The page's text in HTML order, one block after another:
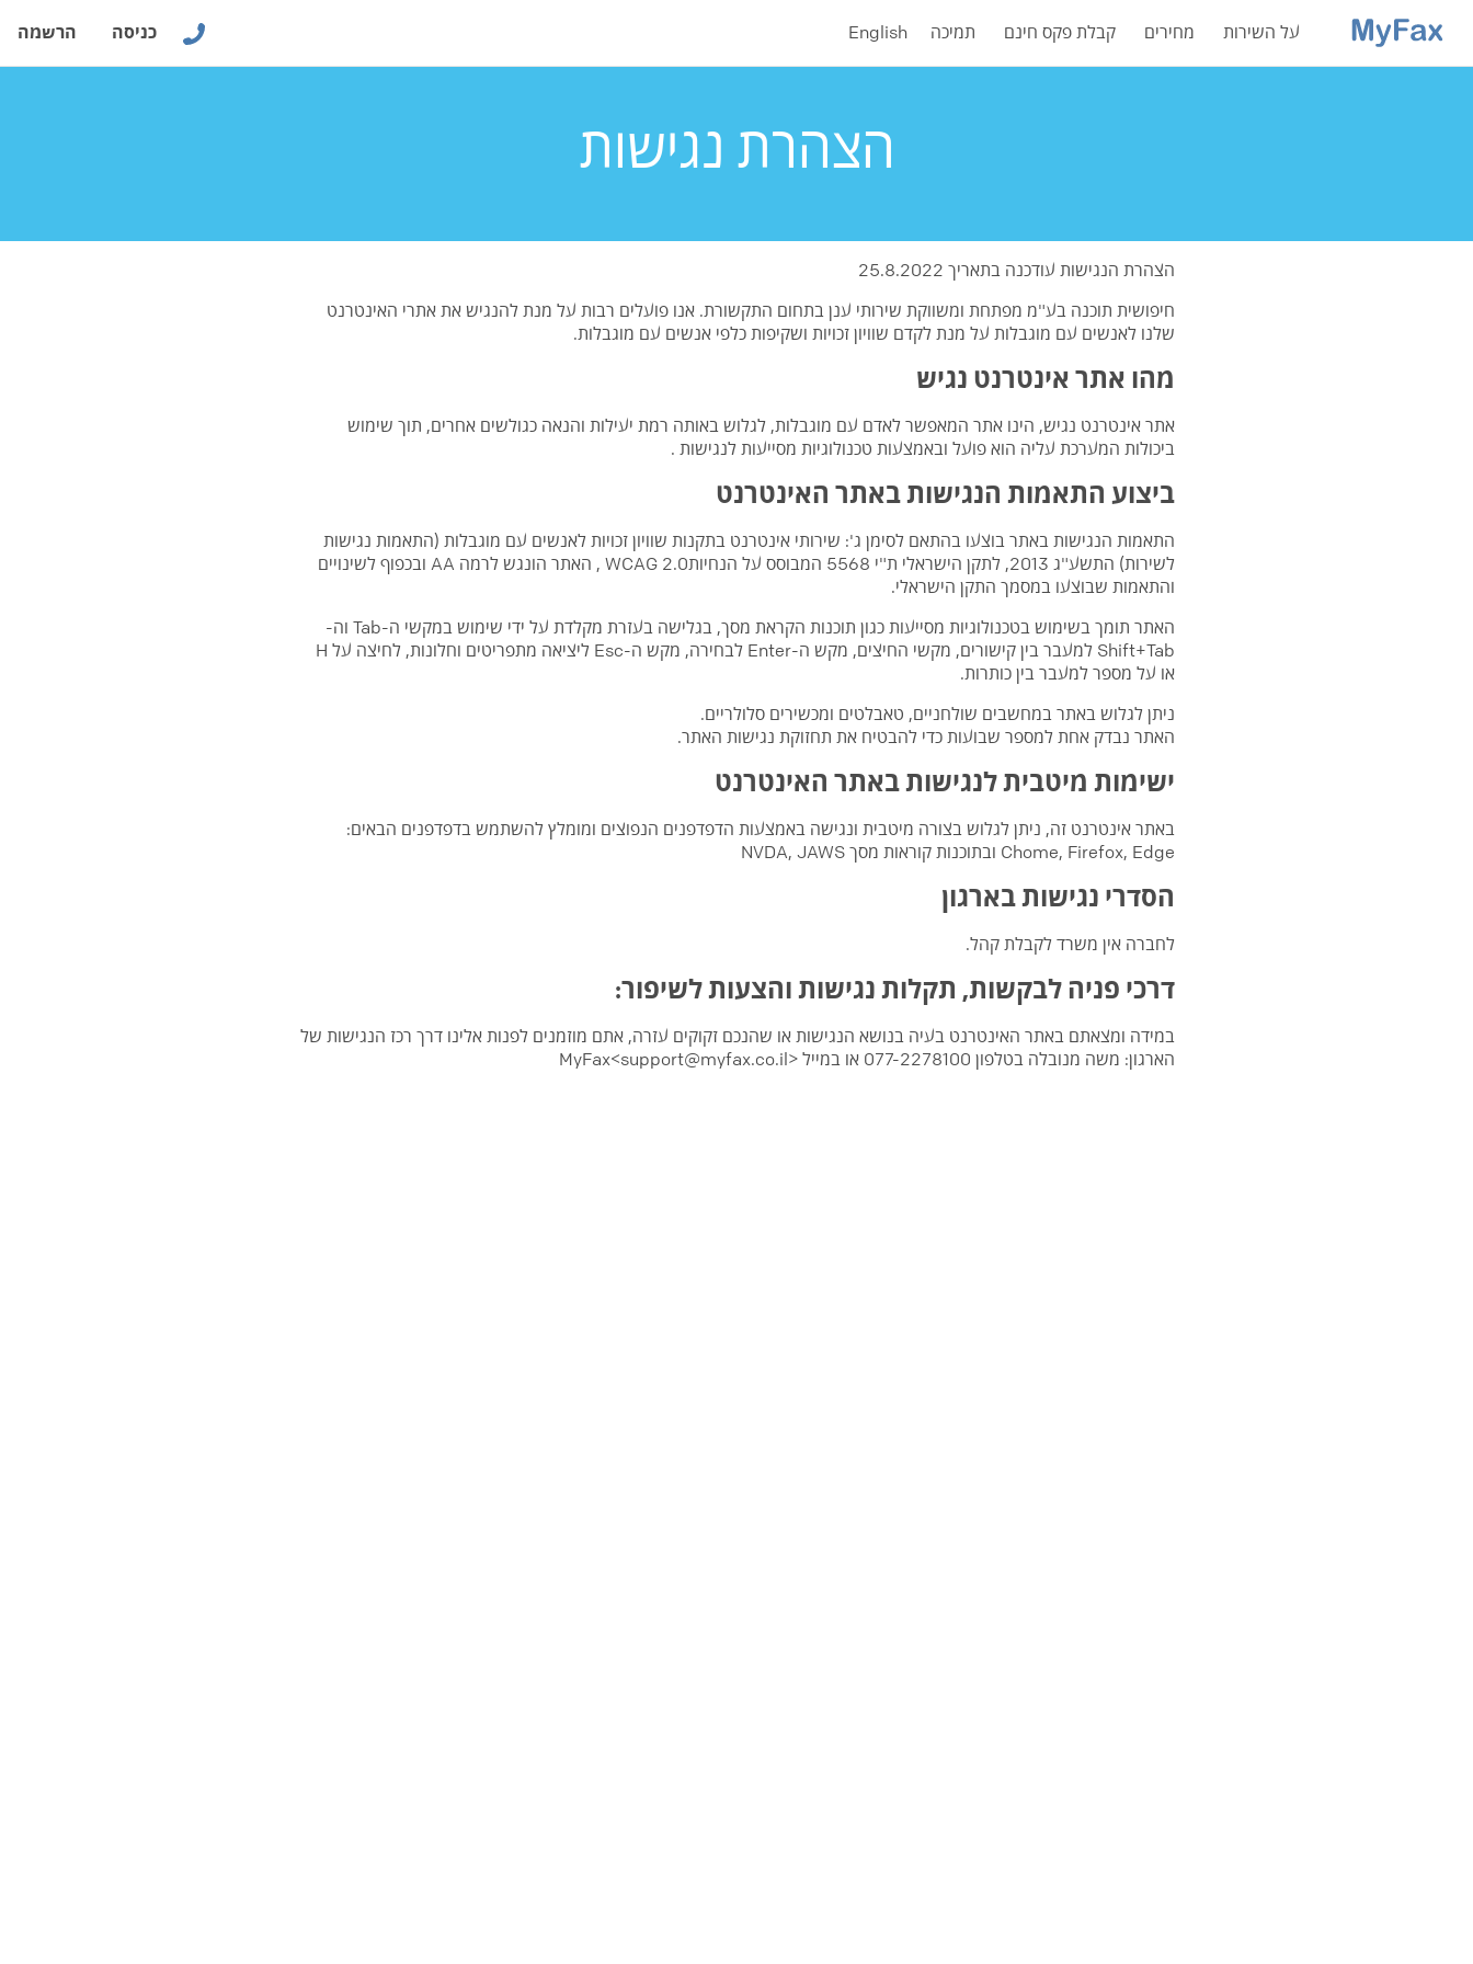
על השירות מחירים קבלת פקס חינם תמיכה English כניסה הרשמה
הצהרת נגישות
הצהרת הנגישות עודכנה בתאריך 25.8.2022
חיפושית תוכנה בע"מ מפתחת ומשווקת שירותי ענן בתחום התקשורת. אנו פועלים רבות על מנת להנגיש את אתרי האינטרנט
שלנו לאנשים עם מוגבלות על מנת לקדם שוויון זכויות ושקיפות כלפי אנשים עם מוגבלות.
מהו אתר אינטרנט נגיש
אתר אינטרנט נגיש, הינו אתר המאפשר לאדם עם מוגבלות, לגלוש באותה רמת יעילות והנאה כגולשים אחרים, תוך שימוש
ביכולות המערכת עליה הוא פועל ובאמצעות טכנולוגיות מסייעות לנגישות .
ביצוע התאמות הנגישות באתר האינטרנט
התאמות הנגישות באתר בוצעו בהתאם לסימן ג': שירותי אינטרנט בתקנות שוויון זכויות לאנשים עם מוגבלות (התאמות נגישות
לשירות) התשע"ג 2013, לתקן הישראלי ת"י 5568 המבוסס על הנחיותWCAG 2.0 , האתר הונגש לרמה AA ובכפוף לשינויים
והתאמות שבוצעו במסמך התקן הישראלי.
האתר תומך בשימוש בטכנולוגיות מסייעות כגון תוכנות הקראת מסך, בגלישה בעזרת מקלדת על ידי שימוש במקשי ה-Tab וה-
Shift+Tab למעבר בין קישורים, מקשי החיצים, מקש ה-Enter לבחירה, מקש ה-Esc ליציאה מתפריטים וחלונות, לחיצה על H
או על מספר למעבר בין כותרות.
ניתן לגלוש באתר במחשבים שולחניים, טאבלטים ומכשירים סלולריים.
האתר נבדק אחת למספר שבועות כדי להבטיח את תחזוקת נגישות האתר.
ישימות מיטבית לנגישות באתר האינטרנט
באתר אינטרנט זה, ניתן לגלוש בצורה מיטבית ונגישה באמצעות הדפדפנים הנפוצים ומומלץ להשתמש בדפדפנים הבאים:
Chome, Firefox, Edge ובתוכנות קוראות מסך NVDA, JAWS
הסדרי נגישות בארגון
לחברה אין משרד לקבלת קהל.
דרכי פניה לבקשות, תקלות נגישות והצעות לשיפור:
במידה ומצאתם באתר האינטרנט בעיה בנושא הנגישות או שהנכם זקוקים עזרה, אתם מוזמנים לפנות אלינו דרך רכז הנגישות של
הארגון: משה מנובלה בטלפון 077-2278100 או במיילMyFax<support@myfax.co.il>